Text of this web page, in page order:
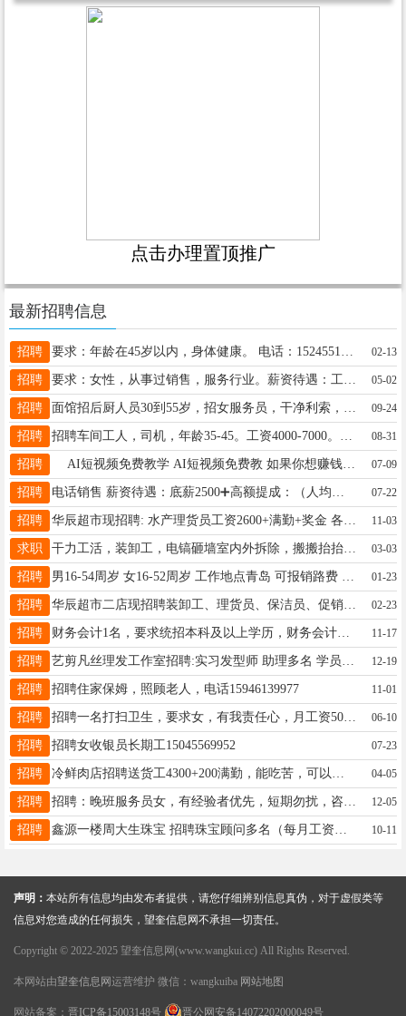
点击办理置顶推广
最新招聘信息
招聘 02-13
招聘 05-02
招聘 09-24
招聘 08-31
招聘 AI短视频免费教学 AI短视频免费教 如果你想赚钱，来数智谷，你想不耽误照顾孩子赚钱，来数智谷，你想快速变现必须来数智谷，突破自己就在数智谷联系电话17519427826微信 07-09
招聘 07-22
招聘 11-03
求职 干力工活，装卸工，电镐砸墙室内外拆除，搬搬抬抬，扛楼，搬家等等各种小零活，联系电话15945551104 03-03
招聘 01-23
招聘 02-23
招聘 财务会计1名，要求统招本科及以上学历，财务会计及相关专业，满足集团公司人才补贴政策者优先，工资5000-6000元/月详询18003959098 11-17
招聘 12-19
招聘 招聘住家保姆，照顾老人，电话15946139977 11-01
招聘 招聘一名打扫卫生，要求女，有我责任心，月工资500 周六周日节假日都休息，就正常工作日晚上溜达来收拾一下卫生，有意者电话咨询☎16646585943 06-10
招聘 招聘女收银员长期工15045569952 07-23
招聘 04-05
招聘 12-05
招聘 10-11
声明： 本站所有信息均由发布者提供，请您仔细辨别信息真伪，对于虚假类等
信息对您造成的任何损失，望奎信息网不承担一切责任。
Copyright © 2022-2025 望奎信息网(www.wangkui.cc) All Rights Reserved.
本网站由望奎信息网 运营维护 微信：wangkuiba 网站地图
网站备案： 晋ICP备15003148号 晋公网安备14072202000049号